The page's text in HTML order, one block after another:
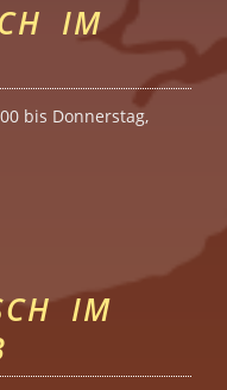
IM
bis Donnerstag,
IM